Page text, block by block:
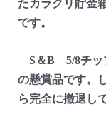
たカラクリ貯金
です。
S＆B 5/8チッ
の懸賞品です。
ら完全に撤退し